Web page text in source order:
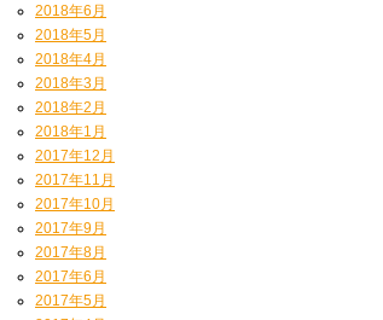
2018年6月
2018年5月
2018年4月
2018年3月
2018年2月
2018年1月
2017年12月
2017年11月
2017年10月
2017年9月
2017年8月
2017年6月
2017年5月